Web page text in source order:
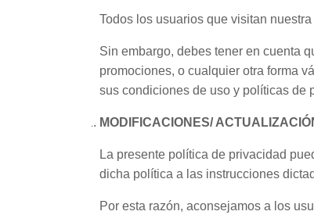
Todos los usuarios que visitan
Sin embargo, debes tener en cuenta
promociones, o cualquier otra forma
sus condiciones de uso y políticas de
MODIFICACIONES/
La presente política de privacidad
dicha política a las instrucciones
Por esta razón, aconsejamos a los